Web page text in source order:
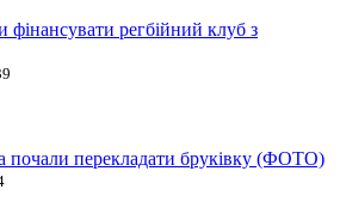
фінансувати регбійний клуб з
почали перекладати бруківку (ФОТО)